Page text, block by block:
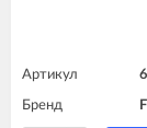
Артикул
Бренд